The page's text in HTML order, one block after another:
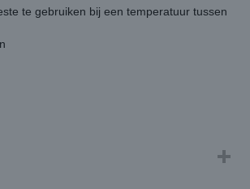
te gebruiken bij een temperatuur tussen